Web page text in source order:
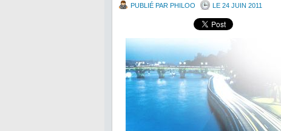
PUBLIÉ PAR PHILOO LE 24 JUIN 2011